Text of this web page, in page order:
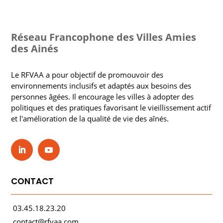
Réseau Francophone des Villes Amies
des Ainés
Le RFVAA a pour objectif de promouvoir des
environnements inclusifs et adaptés aux besoins des
personnes âgées. Il encourage les villes à adopter des
politiques et des pratiques favorisant le vieillissement actif
et l'amélioration de la qualité de vie des aînés.
CONTACT
03.45.18.23.20